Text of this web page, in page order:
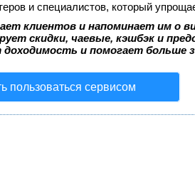
и специалистов, который
клиентов и напоминает им о
скидки, чаевые, кэшбэк и
доходимость и помогает больше
пользоваться сервисом